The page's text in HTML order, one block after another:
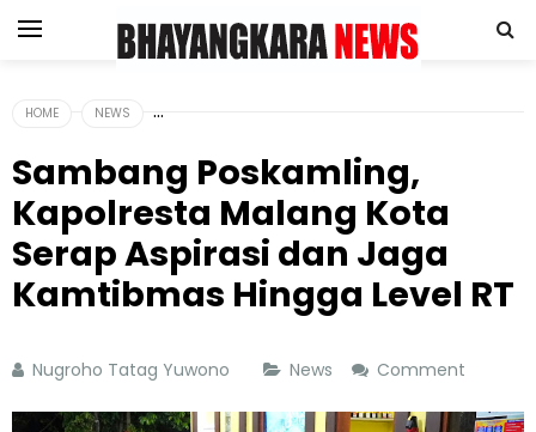
HOME NEWS
Sambang Poskamling,
Kapolresta Malang Kota
Serap Aspirasi dan Jaga
Kamtibmas Hingga Level RT
Nugroho Tatag Yuwono News Comment